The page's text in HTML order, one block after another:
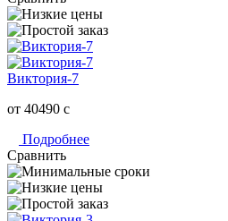
Виктория-7
от 40490 c
Подробнее
Сравнить